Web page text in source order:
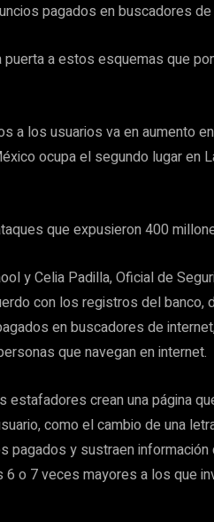
pagados en buscadores
a estos esquemas que
a los usuarios va en aumento
ocupa el segundo lugar en
que expusieron 400
y Celia Padilla, Oficial de
con los registros del banco,
en buscadores de
que navegan en internet.
crean una página
como el cambio de una
pagados y sustraen
o 7 veces mayores a los que